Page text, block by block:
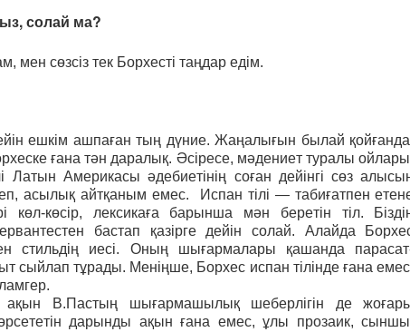
солай ма?
мен сөзсіз тек Борхесті таңдар едім.
ешкім ашпаған тың дүние. Жаңалығын былай
ғана тән даралық. Әсіресе, мәдениет туралы
Латын Америкасы әдебиетінің соған дейінгі сөз
асылық айтқаным емес. Испан тілі — табиғатпен
көсір, лексикаға барынша мән беретін тіл.
бастап қазірге дейін солай. Алайда
стильдің иесі. Оның шығармалары қашанда
тұрады. Меніңше, Борхес испан тілінде ғана
ақын В.Пастың шығармашылық шеберлігін де
дарынды ақын ғана емес, ұлы прозаик,